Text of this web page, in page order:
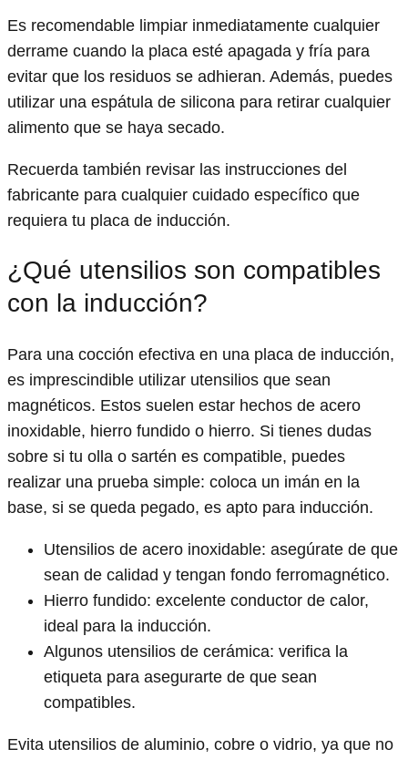
Es recomendable limpiar inmediatamente cualquier
derrame cuando la placa esté apagada y fría para
evitar que los residuos se adhieran. Además, puedes
utilizar una espátula de silicona para retirar cualquier
alimento que se haya secado.
Recuerda también revisar las instrucciones del
fabricante para cualquier cuidado específico que
requiera tu placa de inducción.
¿Qué utensilios son compatibles
con la inducción?
Para una cocción efectiva en una placa de inducción,
es imprescindible utilizar utensilios que sean
magnéticos. Estos suelen estar hechos de acero
inoxidable, hierro fundido o hierro. Si tienes dudas
sobre si tu olla o sartén es compatible, puedes
realizar una prueba simple: coloca un imán en la
base, si se queda pegado, es apto para inducción.
Utensilios de acero inoxidable: asegúrate de que
sean de calidad y tengan fondo ferromagnético.
Hierro fundido: excelente conductor de calor,
ideal para la inducción.
Algunos utensilios de cerámica: verifica la
etiqueta para asegurarte de que sean
compatibles.
Evita utensilios de aluminio, cobre o vidrio, ya que no